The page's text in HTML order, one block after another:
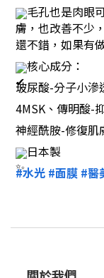
毛孔也是肉眼
膚，也改善不少
還不錯，如果有
核心成分：
玻尿酸-分子小滲
4MSK、傳明酸-
神經酰胺-修復肌
日本製
#水光 #面膜 #醫